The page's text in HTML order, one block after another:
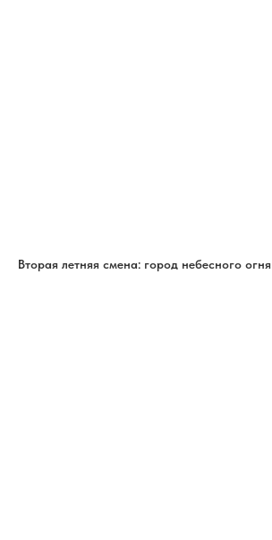
Вторая летняя смена: город небесного огня